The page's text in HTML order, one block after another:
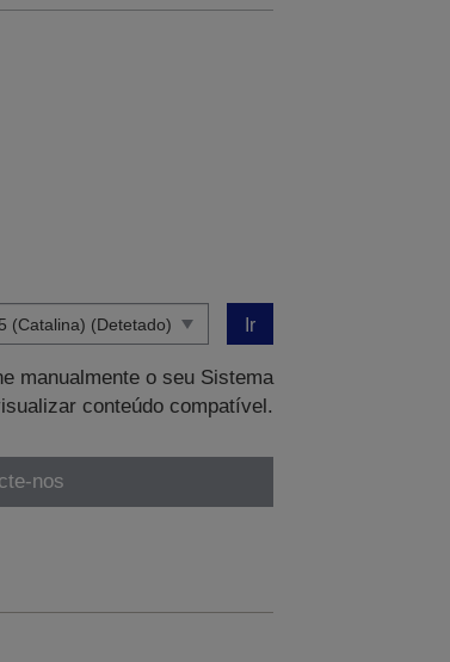
Ir
manualmente o seu Sistema
conteúdo compatível.
nos